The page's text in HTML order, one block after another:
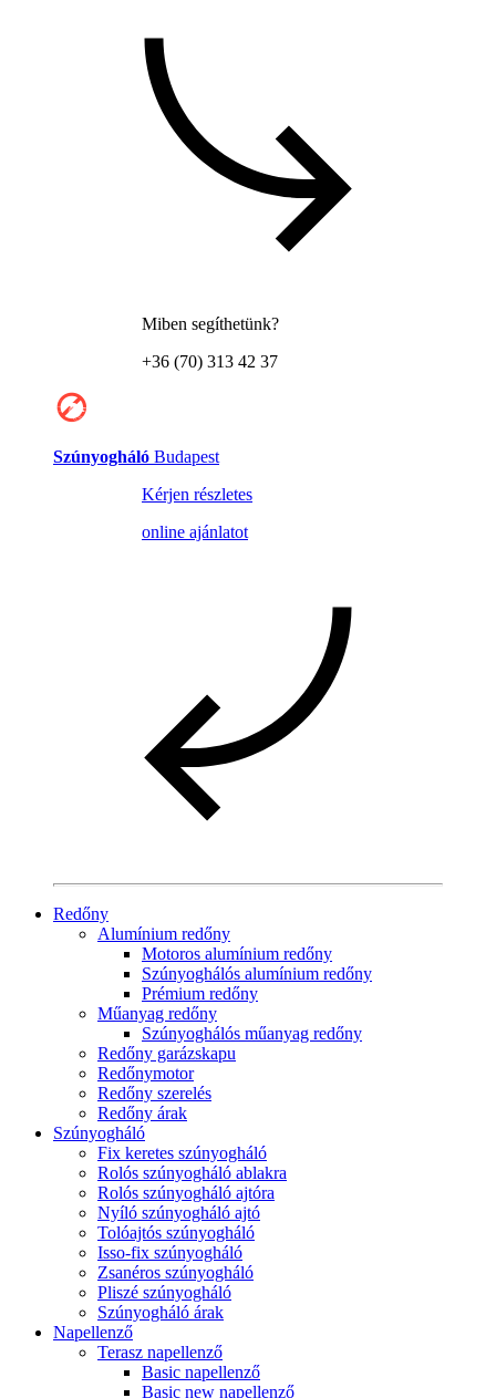
Miben segíthetünk?
+36 (70) 313 42 37
Szúnyogháló Budapest
Kérjen részletes
online ajánlatot
Redőny
Alumínium redőny
Motoros alumínium redőny
Szúnyoghálós alumínium redőny
Prémium redőny
Műanyag redőny
Szúnyoghálós műanyag redőny
Redőny garázskapu
Redőnymotor
Redőny szerelés
Redőny árak
Szúnyogháló
Fix keretes szúnyogháló
Rolós szúnyogháló ablakra
Rolós szúnyogháló ajtóra
Nyíló szúnyogháló ajtó
Tolóajtós szúnyogháló
Isso-fix szúnyogháló
Zsanéros szúnyogháló
Pliszé szúnyogháló
Szúnyogháló árak
Napellenző
Terasz napellenző
Basic napellenző
Basic new napellenző